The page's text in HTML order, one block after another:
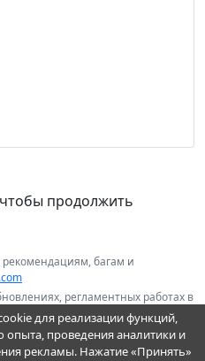
продолжить
багам и
регламентных работах в
для реализации функций,
опыта, проведения аналитики и
рекламы. Нажатие «Принять»